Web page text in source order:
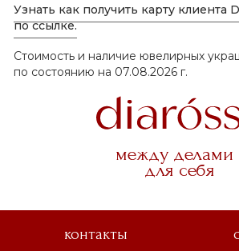
Узнать как получить карту клиента
по ссылке.
Стоимость и наличие ювелирных
по состоянию на 07.08.2026 г.
между делами
для себя
контакты